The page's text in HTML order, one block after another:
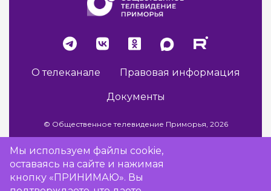
О телеканале Правовая информация
Документы
© Общественное телевидение Приморья, 2026
Разработка сайта -Vladweb
Мы используем файлы cookie,
оставаясь на сайте и нажимая
кнопку «ПРИНИМАЮ». Вы